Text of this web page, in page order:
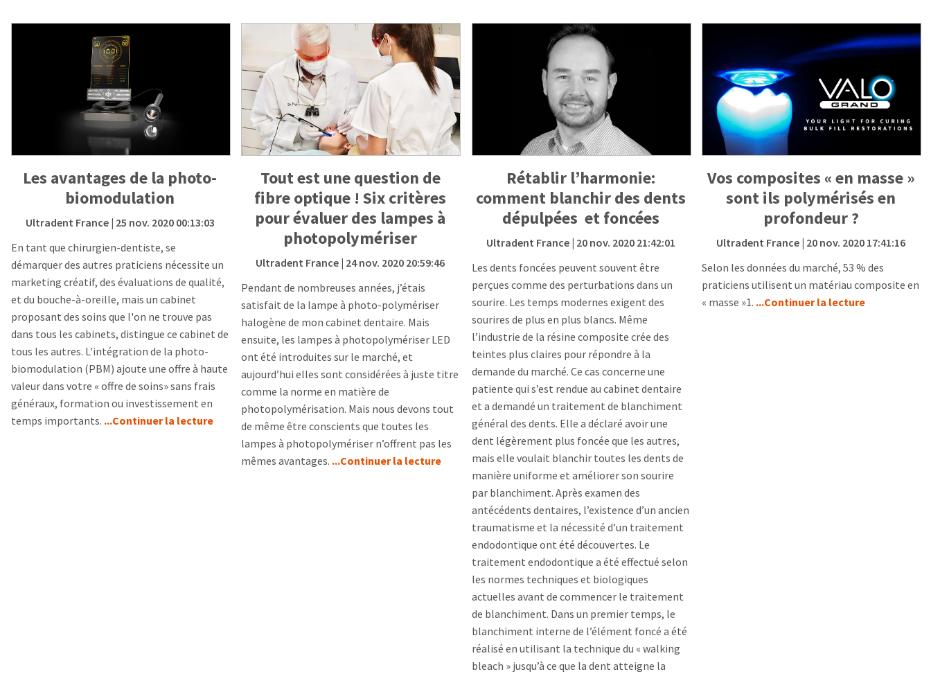
Les avantages de la photo-
biomodulation
Ultradent France| 25 nov. 2020 00:13:03
En tant que chirurgien-dentiste, se
démarquer des autres praticiens nécessite un
marketing créatif, des évaluations de qualité,
et du bouche-à-oreille, mais un cabinet
proposant des soins que l'on ne trouve pas
dans tous les cabinets, distingue ce cabinet de
tous les autres. L'intégration de la photo-
biomodulation (PBM) ajoute une offre à haute
valeur dans votre « offre de soins» sans frais
généraux, formation ou investissement en
temps importants. ...Continuer la lecture
Tout est une question de
fibre optique ! Six critères
pour évaluer des lampes à
photopolymériser
Ultradent France| 24 nov. 2020 20:59:46
Pendant de nombreuses années, j’étais
satisfait de la lampe à photo-polymériser
halogène de mon cabinet dentaire. Mais
ensuite, les lampes à photopolymériser LED
ont été introduites sur le marché, et
aujourd’hui elles sont considérées à juste titre
comme la norme en matière de
photopolymérisation. Mais nous devons tout
de même être conscients que toutes les
lampes à photopolymériser n’offrent pas les
mêmes avantages. ...Continuer la lecture
Rétablir l’harmonie:
comment blanchir des dents
dépulpées et foncées
Ultradent France| 20 nov. 2020 21:42:01
Les dents foncées peuvent souvent être
perçues comme des perturbations dans un
sourire. Les temps modernes exigent des
sourires de plus en plus blancs. Même
l’industrie de la résine composite crée des
teintes plus claires pour répondre à la
demande du marché. Ce cas concerne une
patiente qui s’est rendue au cabinet dentaire
et a demandé un traitement de blanchiment
général des dents. Elle a déclaré avoir une
dent légèrement plus foncée que les autres,
mais elle voulait blanchir toutes les dents de
manière uniforme et améliorer son sourire
par blanchiment. Après examen des
antécédents dentaires, l’existence d’un ancien
traumatisme et la nécessité d’un traitement
endodontique ont été découvertes. Le
traitement endodontique a été effectué selon
les normes techniques et biologiques
actuelles avant de commencer le traitement
de blanchiment. Dans un premier temps, le
blanchiment interne de l’élément foncé a été
réalisé en utilisant la technique du « walking
bleach » jusqu’à ce que la dent atteigne la
Vos composites « en masse »
sont ils polymérisés en
profondeur ?
Ultradent France| 20 nov. 2020 17:41:16
Selon les données du marché, 53 % des
praticiens utilisent un matériau composite en
« masse »1. ...Continuer la lecture